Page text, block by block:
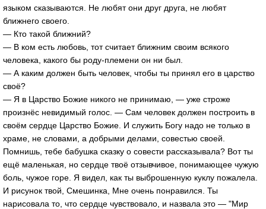
языком сказываются. Не любят они друг друга, не любят
ближнего своего.
— Кто такой ближний?
— В ком есть любовь, тот считает ближним своим всякого
человека, какого бы роду-племени он ни был.
— А каким должен быть человек, чтобы ты принял его в царство
своё?
— Я в Царство Божие никого не принимаю, — уже строже
произнёс невидимый голос. — Сам человек должен построить в
своём сердце Царство Божие. И служить Богу надо не только в
храме, не словами, а добрыми делами, совестью своей.
Помнишь, тебе бабушка сказку о совести рассказывала? Вот ты
ещё маленькая, но сердце твоё отзывчивое, понимающее чужую
боль, чужое горе. Я видел, как ты выброшенную куклу пожалела.
И рисунок твой, Смешинка, Мне очень понравился. Ты
нарисовала то, что сердце чувствовало, и назвала это — "Мир